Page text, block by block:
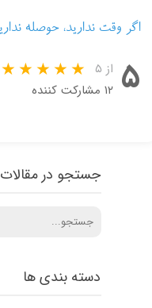
اگر وقت ندارید، حوصله
۵ از ۵
۱۲ مشارکت کننده
دسته بندی ها
جستجو در مقالات